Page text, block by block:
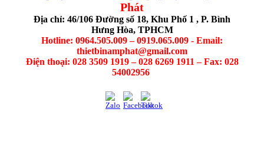
Phát
Địa chỉ: 46/106 Đường số 18, Khu Phố 1 , P. Bình
Hưng Hòa, TPHCM
Hotline: 0964.505.009 – 0919.065.009 - Email:
thietbinamphat@gmail.com
Điện thoại: 028 3509 1919 – 028 6269 1911 – Fax: 028
54002956